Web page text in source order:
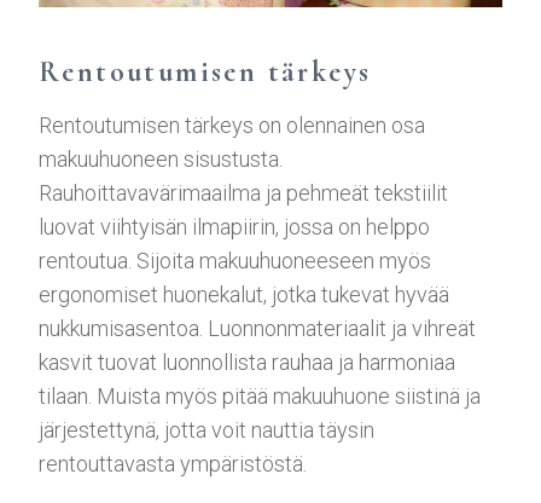
Rentoutumisen tärkeys
Rentoutumisen tärkeys on olennainen osa
makuuhuoneen sisustusta.
Rauhoittavavärimaailma ja pehmeät tekstiilit
luovat viihtyisän ilmapiirin, jossa on helppo
rentoutua. Sijoita makuuhuoneeseen myös
ergonomiset huonekalut, jotka tukevat hyvää
nukkumisasentoa. Luonnonmateriaalit ja vihreät
kasvit tuovat luonnollista rauhaa ja harmoniaa
tilaan. Muista myös pitää makuuhuone siistinä ja
järjestettynä, jotta voit nauttia täysin
rentouttavasta ympäristöstä.